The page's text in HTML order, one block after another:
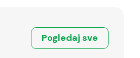
Pogledaj sve